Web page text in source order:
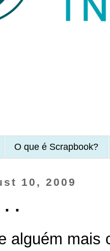
O que é Scrapbook?
10, 2009
alguém mais